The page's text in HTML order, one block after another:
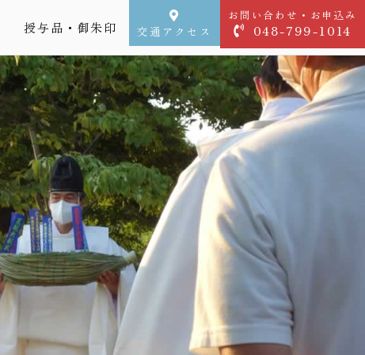
授与品・御朱印 交通アクセス
お問い合わせ・お申込み
048-799-1014